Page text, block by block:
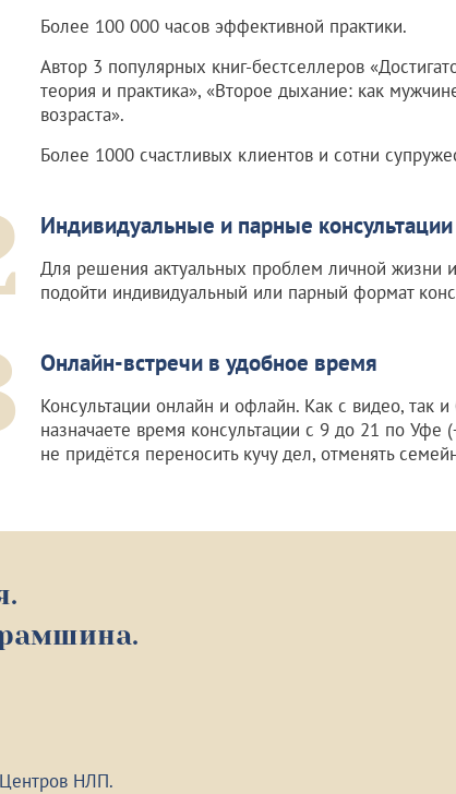
Более 100 000 часов эффективной практики.
Автор 3 популярных книг-бестселлеров
теория и практика», «Второе дыхание: как
возраста».
Более 1000 счастливых клиентов и сотни
Индивидуальные и парные консультации
Для решения актуальных проблем личной жизни
подойти индивидуальный или парный формат
Онлайн-встречи в удобное время
Консультации онлайн и офлайн. Как с видео, так
назначаете время консультации с 9 до 21 по
не придётся переносить кучу дел, отменять
НЛП.